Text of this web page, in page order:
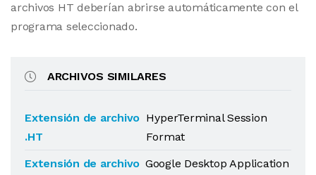
archivos HT deberían abrirse automáticamente con el
programa seleccionado.
ARCHIVOS SIMILARES
Extensión de archivo
.HT
HyperTerminal Session
Format
Extensión de archivo Google Desktop Application